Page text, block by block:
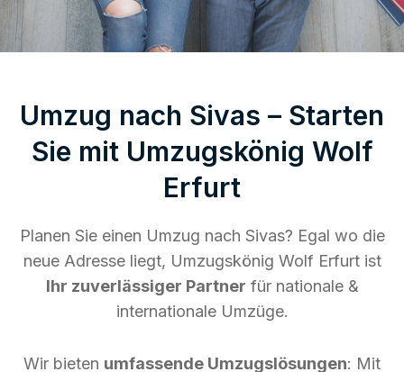
Umzug nach Sivas – Starten
Sie mit Umzugskönig Wolf
Erfurt
Planen Sie einen Umzug nach Sivas? Egal wo die
neue Adresse liegt, Umzugskönig Wolf Erfurt ist
Ihr zuverlässiger Partner für nationale &
internationale Umzüge.
Wir bieten umfassende Umzugslösungen: Mit